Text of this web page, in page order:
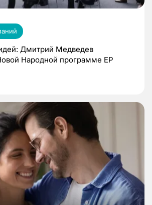
Дмитрий Медведев
Народной программе ЕР